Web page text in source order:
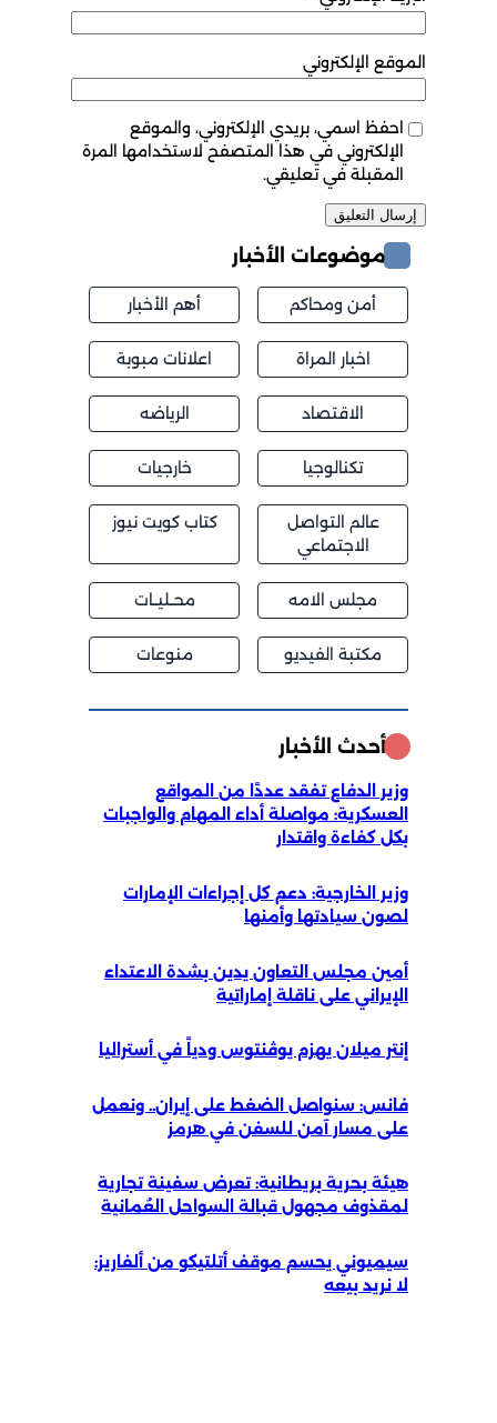
الموقع الإلكتروني
احفظ اسمي، بريدي الإلكتروني، والموقع
الإلكتروني في هذا المتصفح لاستخدامها المرة
المقبلة في تعليقي.
موضوعات الأخبار
أمن ومحاكم أهم الأخبار
اخبار المراة اعلانات مبوبة
الاقتصاد الرياضه
تكنالوجيا خارجيات
عالم التواصل
الاجتماعي
كتاب كويت نيوز
مجلس الامه محــليــات
مكتبة الفيديو منوعات
أحدث الأخبار
وزير الدفاع تفقد عددًا من المواقع
العسكرية: مواصلة أداء المهام والواجبات
بكل كفاءة واقتدار
وزير الخارجية: دعم كل إجراءات الإمارات
لصون سيادتها وأمنها
أمين مجلس التعاون يدين بشدة الاعتداء
الإيراني على ناقلة إماراتية
إنتر ميلان يهزم يوڤنتوس ودياً في أستراليا
فانس: سنواصل الضغط على إيران.. ونعمل
على مسار آمن للسفن في هرمز
هيئة بحرية بريطانية: تعرض سفينة تجارية
لمقذوف مجهول قبالة السواحل العُمانية
سيميوني يحسم موقف أتلتيكو من ألفاريز:
لا نريد بيعه